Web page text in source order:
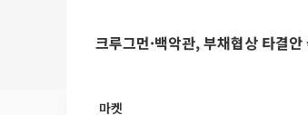
크루그먼·백악관, 부채협상 타결안
마켓